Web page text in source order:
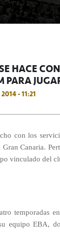
HACE
- 11:21
con los
Canaria.
vinculado del
temporadas
equipo EBA,